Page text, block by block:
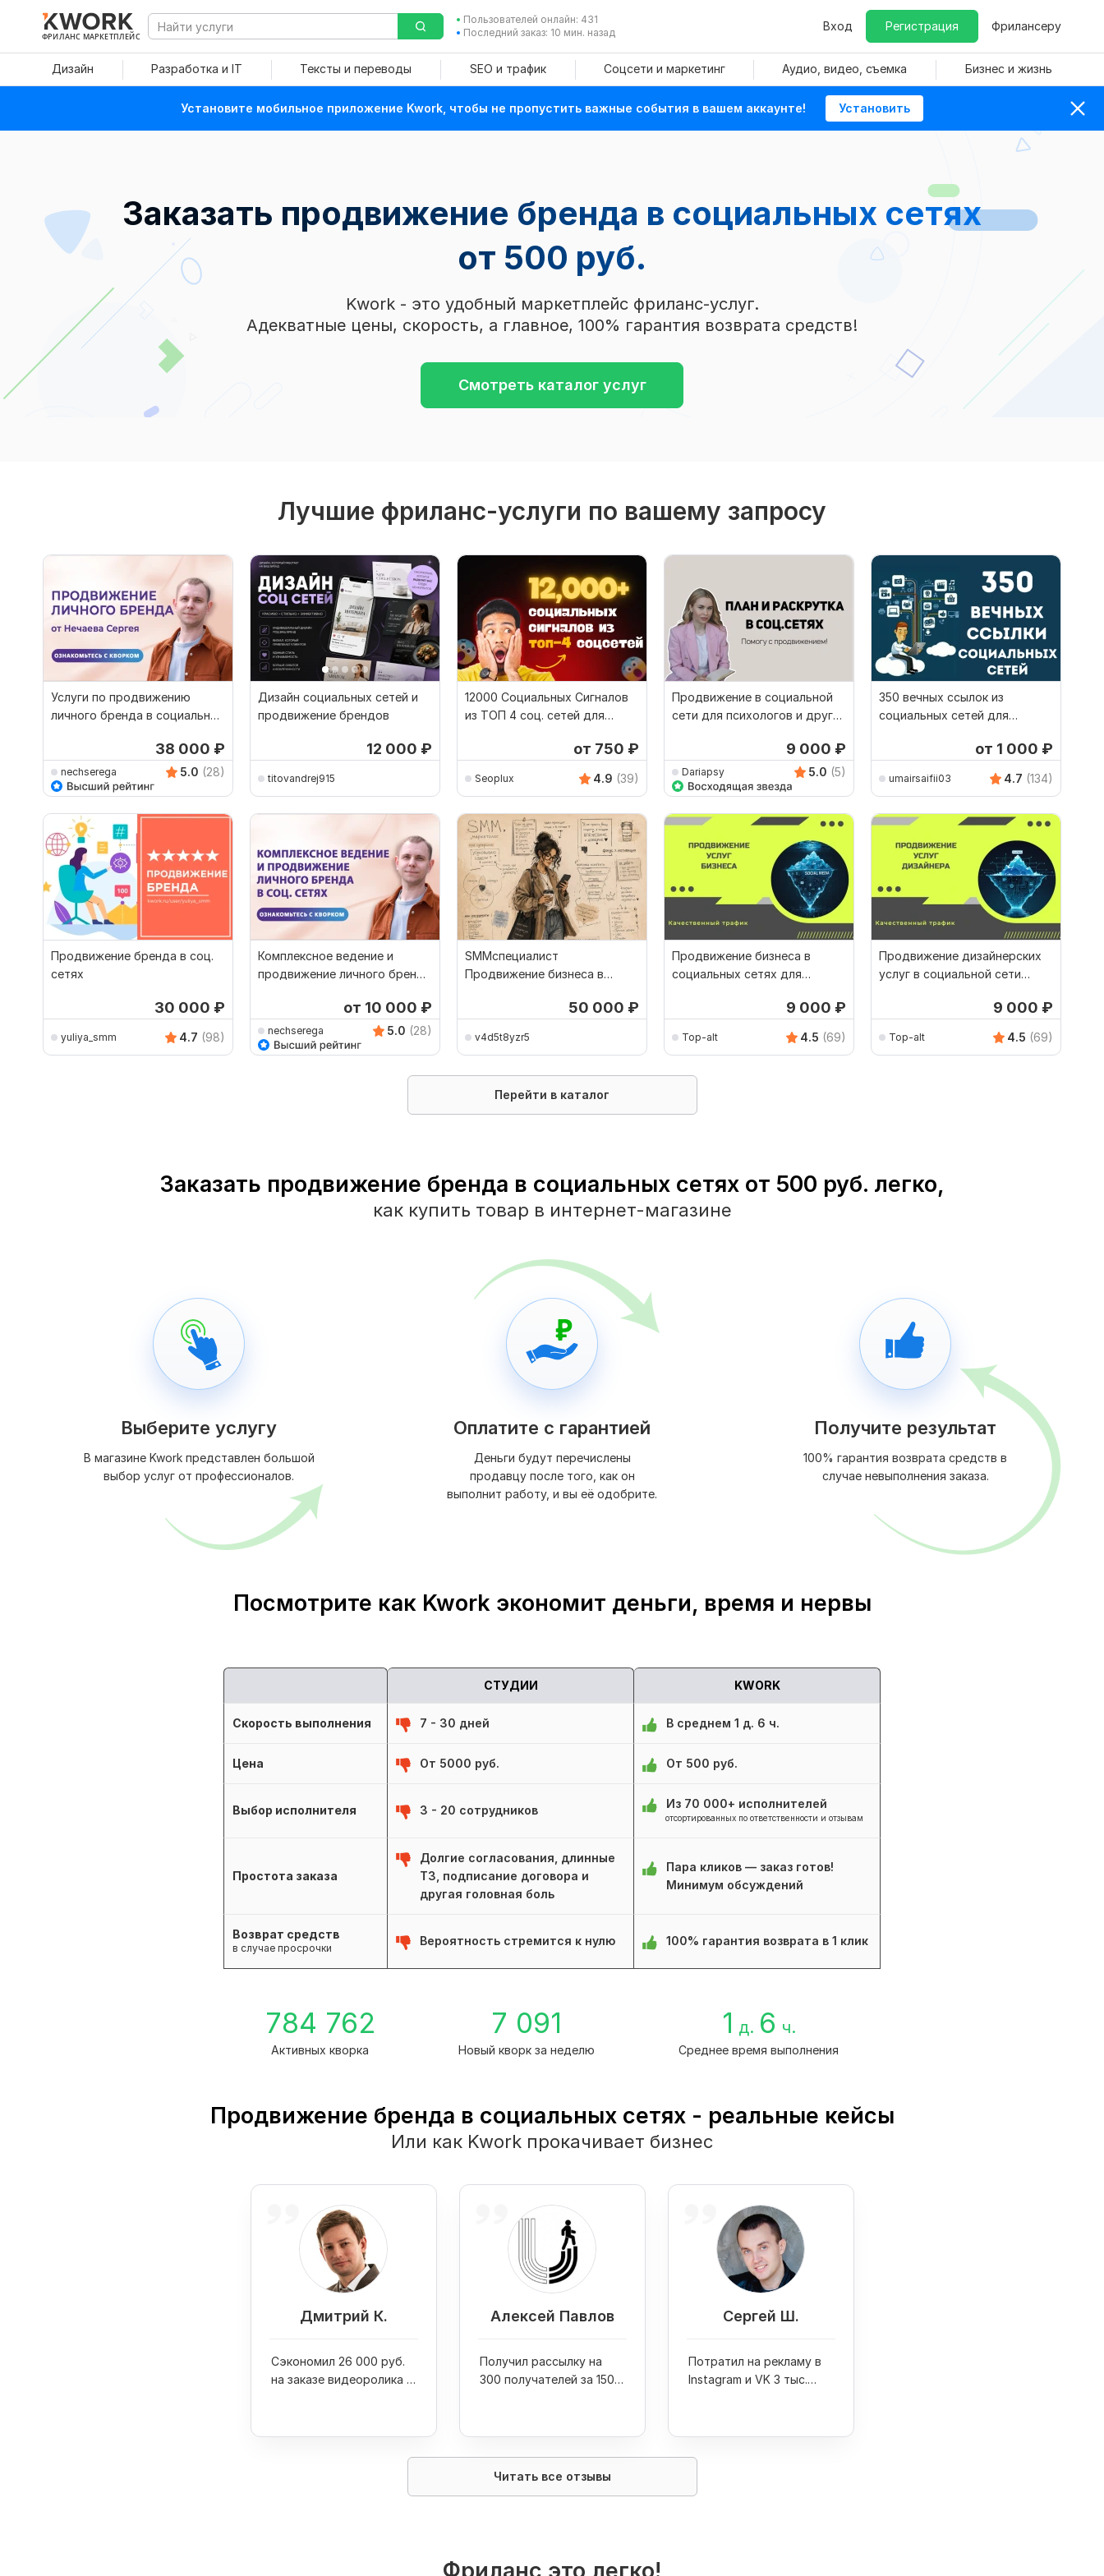
ФРИЛАНС МАРКЕТПЛЕЙС
Пользователей онлайн: 431
Последний заказ: 10 мин. назад
Вход Регистрация Фрилансеру
Дизайн Разработка и IT Тексты и переводы SEO и трафик Соцсети и маркетинг Аудио, видео, съемка Бизнес и жизнь
Установите мобильное приложение Kwork, чтобы не пропустить важные события в вашем аккаунте! Установить
Заказать продвижение бренда в социальных сетях
от 500 руб.
Kwork - это удобный маркетплейс фриланс-услуг.
Адекватные цены, скорость, а главное, 100% гарантия возврата средств!
Смотреть каталог услуг
Лучшие фриланс-услуги по вашему запросу
Услуги по продвижению
личного бренда в социальных
38 000 ₽
nechserega 5.0 (28)
Дизайн социальных сетей и
продвижение брендов
12 000 ₽
titovandrej915
12000 Социальных Сигналов
из ТОП 4 соц. сетей для
от 750 ₽
Seoplux 4.9 (39)
Продвижение в социальной
сети для психологов и других
9 000 ₽
Dariapsy 5.0 (5)
350 вечных ссылок из
социальных сетей для
от 1 000 ₽
umairsaifii03 4.7 (134)
Продвижение бренда в соц.
сетях
30 000 ₽
yuliya_smm 4.7 (98)
Комплексное ведение и
продвижение личного бренда
от 10 000 ₽
nechserega 5.0 (28)
SMMспециалист
Продвижение бизнеса в
50 000 ₽
v4d5t8yzr5
Продвижение бизнеса в
социальных сетях для
9 000 ₽
Top-alt 4.5 (69)
Продвижение дизайнерских
услуг в социальной сети
9 000 ₽
Top-alt 4.5 (69)
Перейти в каталог
Заказать продвижение бренда в социальных сетях от 500 руб. легко,
как купить товар в интернет-магазине
Выберите услугу
В магазине Kwork представлен большой
выбор услуг от профессионалов.
Оплатите с гарантией
Деньги будут перечислены
продавцу после того, как он
выполнит работу, и вы её одобрите.
Получите результат
100% гарантия возврата средств в
случае невыполнения заказа.
Посмотрите как Kwork экономит деньги, время и нервы
СТУДИИ KWORK
Скорость выполнения 7 - 30 дней В среднем 1 д. 6 ч.
Цена От 5000 руб. От 500 руб.
Выбор исполнителя 3 - 20 сотрудников Из 70 000+ исполнителей
отсортированных по ответственности и отзывам
Простота заказа
Долгие согласования, длинные
ТЗ, подписание договора и
другая головная боль
Пара кликов — заказ готов!
Минимум обсуждений
Возврат средств
в случае просрочки
Вероятность стремится к нулю 100% гарантия возврата в 1 клик
784 762
Активных кворка
7 091
Новый кворк за неделю
1 д. 6 ч.
Среднее время выполнения
Продвижение бренда в социальных сетях - реальные кейсы
Или как Kwork прокачивает бизнес
Дмитрий К.
Сэкономил 26 000 руб.
на заказе видеоролика и
Алексей Павлов
Получил рассылку на
300 получателей за 1500
Сергей Ш.
Потратил на рекламу в
Instagram и VK 3 тыс.
Читать все отзывы